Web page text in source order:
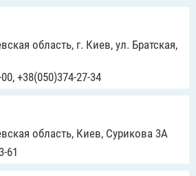
область, г. Киев, ул. Братская,
+38(050)374-27-34
область, Киев, Сурикова 3А
61